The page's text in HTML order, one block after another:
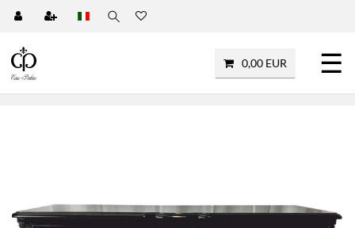
0,00 EUR ☰